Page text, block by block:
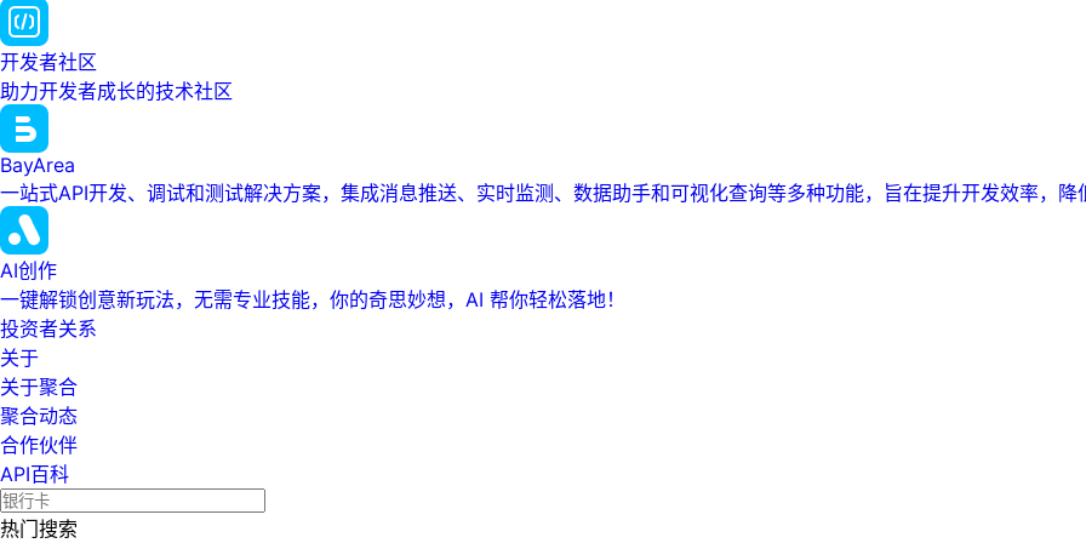
开发者社区
助力开发者成长的技术社区
BayArea
一站式API开发、调试和测试解决方案，集成消息推送、实时监测、数据助手和可视化查询等多种功能，旨在提升开发效率，降
AI创作
一键解锁创意新玩法，无需专业技能，你的奇思妙想，AI 帮你轻松落地！
投资者关系
关于
关于聚合
聚合动态
合作伙伴
API百科
热门搜索